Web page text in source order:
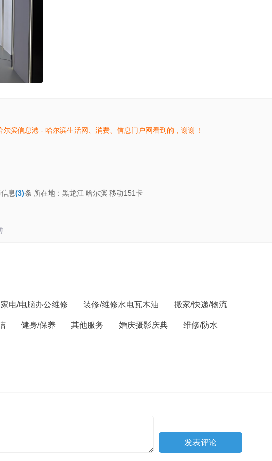
滨信息港 - 哈尔滨生活网、消费、信息门户网看到的，谢谢！
息(3)条 所在地：黑龙江 哈尔滨 移动151卡
家电/电脑办公维修 装修/维修水电瓦木油 搬家/快递/物流
健身/保养 其他服务 婚庆摄影庆典 维修/防水